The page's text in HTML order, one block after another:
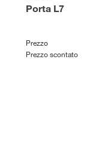
Porta L7
Prezzo
Prezzo scontato